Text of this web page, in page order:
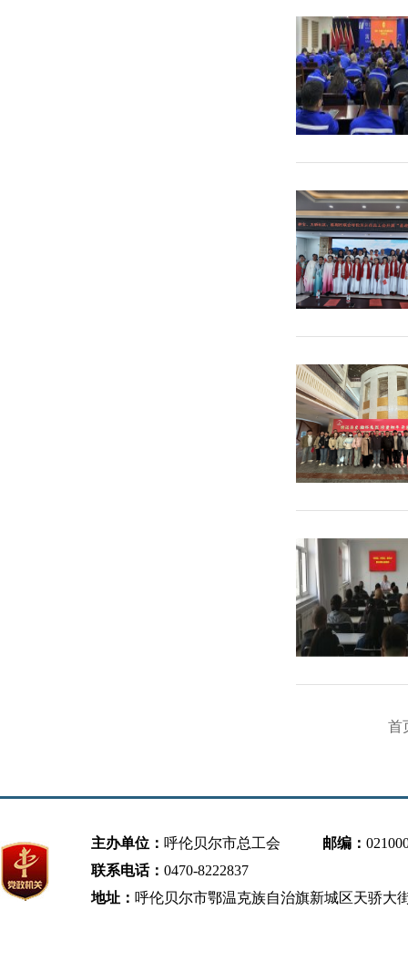
首
主办单位： 呼伦贝尔市总工会 邮编：
联系电话： 0470-8222837
地址： 呼伦贝尔市鄂温克族自治旗新城区天骄大